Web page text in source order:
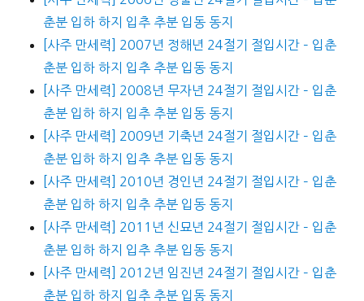
춘분 입하 하지 입추 추분 입동 동지
[사주 만세력] 2007년 정해년 24절기 절입시간 – 입춘
춘분 입하 하지 입추 추분 입동 동지
[사주 만세력] 2008년 무자년 24절기 절입시간 – 입춘
춘분 입하 하지 입추 추분 입동 동지
[사주 만세력] 2009년 기축년 24절기 절입시간 – 입춘
춘분 입하 하지 입추 추분 입동 동지
[사주 만세력] 2010년 경인년 24절기 절입시간 – 입춘
춘분 입하 하지 입추 추분 입동 동지
[사주 만세력] 2011년 신묘년 24절기 절입시간 – 입춘
춘분 입하 하지 입추 추분 입동 동지
[사주 만세력] 2012년 임진년 24절기 절입시간 – 입춘
춘분 입하 하지 입추 추분 입동 동지